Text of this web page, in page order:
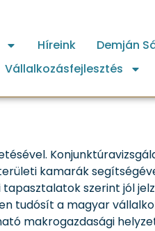
Híreink
Demján
Vállalkozásfejlesztés
kamarák
szerint jól
tudósít a magyar
makrogazdasági